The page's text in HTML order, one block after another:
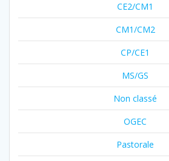
CE2/CM1
CM1/CM2
CP/CE1
MS/GS
Non classé
OGEC
Pastorale